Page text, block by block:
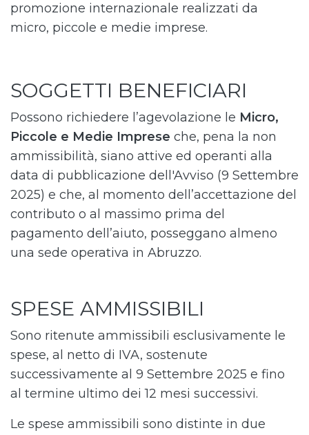
promozione internazionale realizzati da
micro, piccole e medie imprese.
SOGGETTI BENEFICIARI
Possono richiedere l’agevolazione le Micro,
Piccole e Medie Imprese che, pena la non
ammissibilità, siano attive ed operanti alla
data di pubblicazione dell'Avviso (9 Settembre
2025) e che, al momento dell’accettazione del
contributo o al massimo prima del
pagamento dell’aiuto, posseggano almeno
una sede operativa in Abruzzo.
SPESE AMMISSIBILI
Sono ritenute ammissibili esclusivamente le
spese, al netto di IVA, sostenute
successivamente al 9 Settembre 2025 e fino
al termine ultimo dei 12 mesi successivi.
Le spese ammissibili sono distinte in due